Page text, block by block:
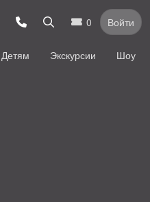
0 Войти
Детям Экскурсии Шоу